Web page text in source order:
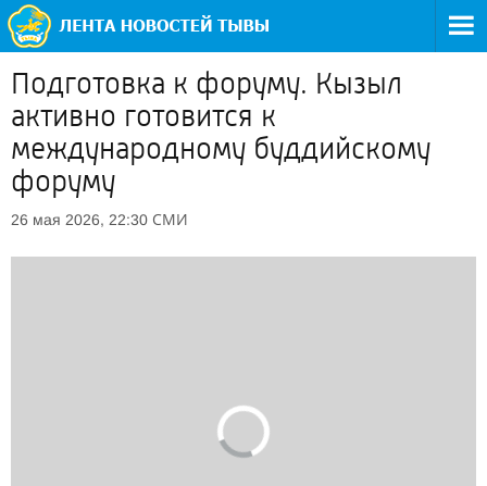
Подготовка к форуму. Кызыл
активно готовится к
международному буддийскому
форуму
26 мая 2026, 22:30 СМИ